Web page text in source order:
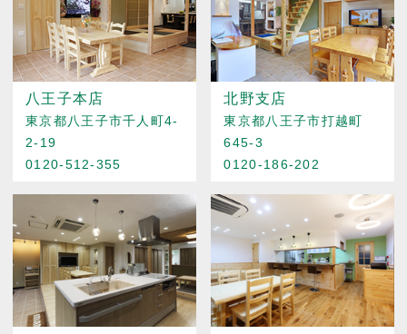
八王子本店
東京都八王子市千人町4-
2-19
0120-512-355
北野支店
東京都八王子市打越町
645-3
0120-186-202